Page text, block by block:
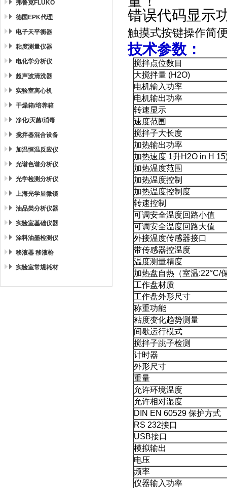
弗鲁克FLUKO
德国EPK代理
电子天平衡器
粘度测量仪器
电化学分析仪
超声波清洗器
实验室离心机
干燥箱/培养箱
净化/灭菌/消毒
搅拌器混合设备
加温恒温反应仪
光谱色谱分析仪
光学检测分析仪
上海光学显微镜
油品类分析仪器
实验室基础仪器
涂料油墨检测仪
移液器 移液枪
实验室常规耗材
错误代码显示
触摸式按键操作简
技术参数：
搅拌点位数目
大搅拌量 (H2O)
电机输入功率
电机输出功率
转速显示
速度范围
搅拌子大长度
加热输出功率
加热速度 1升H2O in H
加热温度范围
加热温度控制
加热温度控制度
转速控制
可调安全温度回路小值
可调安全温度回路大值
外接温度传感器接口
带传感器控温度
温度测量精度
加热盘自热（室温:22°C/
工作盘材质
工作盘外形尺寸
称重功能
粘度变化趋势测量
间歇运行模式
搅拌子跳子检测
计时器
外形尺寸
重量
允许环境温度
允许相对湿度
DIN EN 60529 保护方式
RS 232接口
USB接口
模拟输出
电压
频率
仪器输入功率